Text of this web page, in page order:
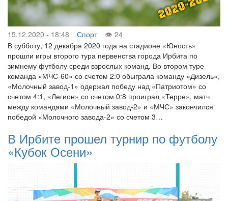
15.12.2020 - 18:48 Спорт
24
В субботу, 12 декабря 2020 года на стадионе «Юность»
прошли игры второго тура первенства города Ирбита по
зимнему футболу среди взрослых команд. Во втором туре
команда «МЧС-60» со счетом 2:0 обыграла команду «Дизель»,
«Молочный завод-1» одержал победу над «Патриотом» со
счетом 4:1, «Легион» со счетом 0:8 проиграл «Терре», матч
между командами «Молочный завод-2» и «МЧС» закончился
победой «Молочного завода-2» со счетом 3…
В Ирбите прошел турнир по футболу
«Кубок Осени»